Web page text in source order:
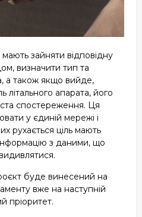
зайняти відповідну
визначити тип та
а також якщо вийде,
апарата, його
спостереження. Ця
у єдиній мережі і
рухається ціль мають
з даними, що
буде винесений на
вже на наступній
пріоритет.